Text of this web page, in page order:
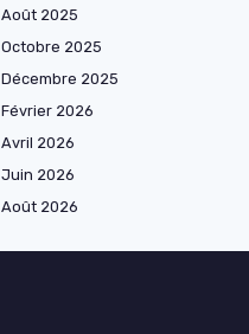
Août 2025
Octobre 2025
Décembre 2025
Février 2026
Avril 2026
Juin 2026
Août 2026